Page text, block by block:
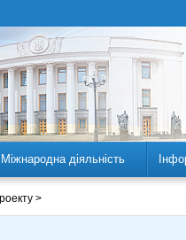
Міжнародна діяльність
>